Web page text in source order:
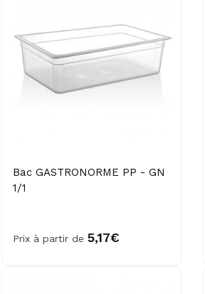
Bac GASTRONORME PP - GN
1/1
Prix à partir de 5,17€